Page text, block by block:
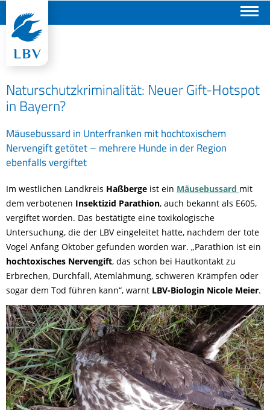
Naturschutzkriminalität: Neuer Gift-Hotspot
in Bayern?
Mäusebussard in Unterfranken mit hochtoxischem
Nervengift getötet – mehrere Hunde in der Region
ebenfalls vergiftet
Im westlichen Landkreis Haßberge ist ein Mäusebussard mit
dem verbotenen Insektizid Parathion, auch bekannt als E605,
vergiftet worden. Das bestätigte eine toxikologische
Untersuchung, die der LBV eingeleitet hatte, nachdem der tote
Vogel Anfang Oktober gefunden worden war. „Parathion ist ein
hochtoxisches Nervengift, das schon bei Hautkontakt zu
Erbrechen, Durchfall, Atemlähmung, schweren Krämpfen oder
sogar dem Tod führen kann“, warnt LBV-Biologin Nicole Meier.